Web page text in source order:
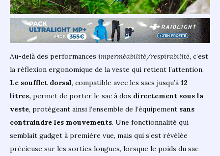
Au-delà des performances imperméabilité/respirabilité, c’est
la réflexion ergonomique de la veste qui retient l’attention.
Le soufflet dorsal, compatible avec les sacs jusqu’à 12
litres, permet de porter le sac à dos directement sous la
veste, protégeant ainsi l’ensemble de l’équipement sans
contraindre les mouvements. Une fonctionnalité qui
semblait gadget à première vue, mais qui s’est révélée
précieuse sur les sorties longues, lorsque le poids du sac